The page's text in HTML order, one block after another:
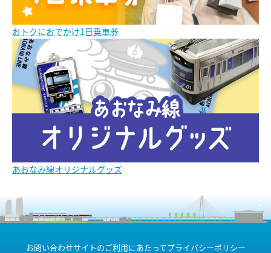
おトクにおでかけ1日乗車券
あおなみ線オリジナルグッズ
お問い合わせサイトのご利用にあたってプライバシーポリシー